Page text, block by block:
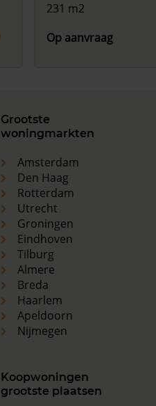
231 m2
Op aanvraag
Grootste
woningmarkten
Amsterdam
Den Haag
Rotterdam
Utrecht
Groningen
Eindhoven
Tilburg
Almere
Breda
Haarlem
Apeldoorn
Nijmegen
Koopwoningen
grootste plaatsen